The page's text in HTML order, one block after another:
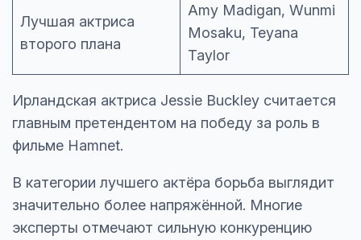
Лучшая актриса
второго плана
Amy Madigan, Wunmi
Mosaku, Teyana
Taylor
Ирландская актриса Jessie Buckley считается
главным претендентом на победу за роль в
фильме Hamnet.
В категории лучшего актёра борьба выглядит
значительно более напряжённой. Многие
эксперты отмечают сильную конкуренцию